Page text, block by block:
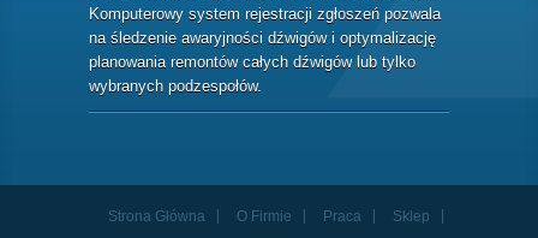
Komputerowy system rejestracji zgłoszeń pozwala
na śledzenie awaryjności dźwigów i optymalizację
planowania remontów całych dźwigów lub tylko
wybranych podzespołów.
Strona Główna O Firmie Praca
Sklep